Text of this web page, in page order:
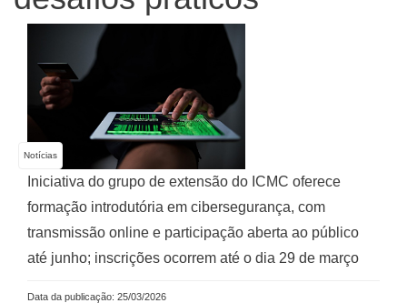
Notícias
Iniciativa do grupo de extensão do ICMC oferece
formação introdutória em cibersegurança, com
transmissão online e participação aberta ao público
até junho; inscrições ocorrem até o dia 29 de março
Data da publicação: 25/03/2026